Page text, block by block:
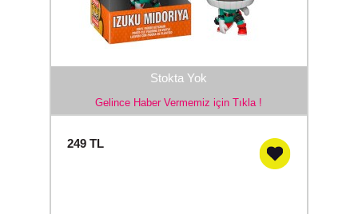
Stokta Yok
Gelince Haber Vermemiz için Tıkla !
249TL